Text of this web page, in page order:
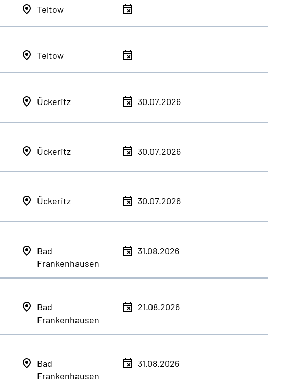
Teltow
Teltow
Ückeritz 30.07.2026
Ückeritz 30.07.2026
Ückeritz 30.07.2026
Bad
Frankenhausen
31.08.2026
Bad
Frankenhausen
21.08.2026
Bad
Frankenhausen
31.08.2026